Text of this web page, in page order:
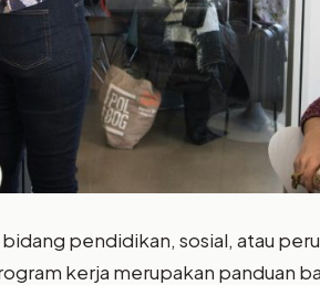
pendidikan, sosial, atau
kerja merupakan panduan